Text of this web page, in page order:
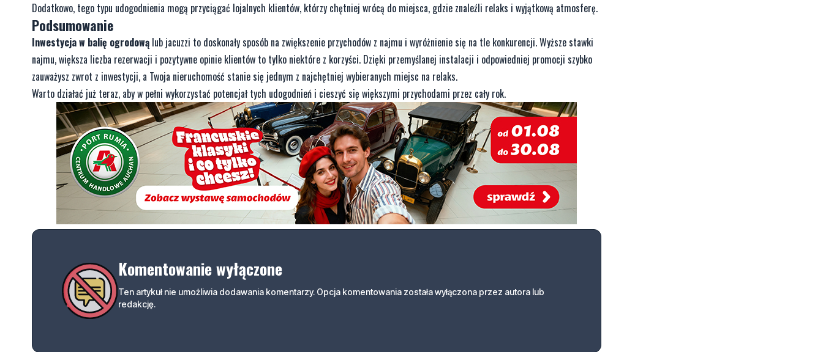
Dodatkowo, tego typu udogodnienia mogą przyciągać lojalnych klientów, którzy chętniej wrócą do miejsca, gdzie znaleźli relaks i wyjątkową atmosferę.
Podsumowanie
Inwestycja w balię ogrodową lub jacuzzi to doskonały sposób na zwiększenie przychodów z najmu i wyróżnienie się na tle konkurencji. Wyższe stawki
najmu, większa liczba rezerwacji i pozytywne opinie klientów to tylko niektóre z korzyści. Dzięki przemyślanej instalacji i odpowiedniej promocji szybko
zauważysz zwrot z inwestycji, a Twoja nieruchomość stanie się jednym z najchętniej wybieranych miejsc na relaks.
Warto działać już teraz, aby w pełni wykorzystać potencjał tych udogodnień i cieszyć się większymi przychodami przez cały rok.
Komentowanie wyłączone
Ten artykuł nie umożliwia dodawania komentarzy. Opcja komentowania została wyłączona przez autora lub
redakcję.